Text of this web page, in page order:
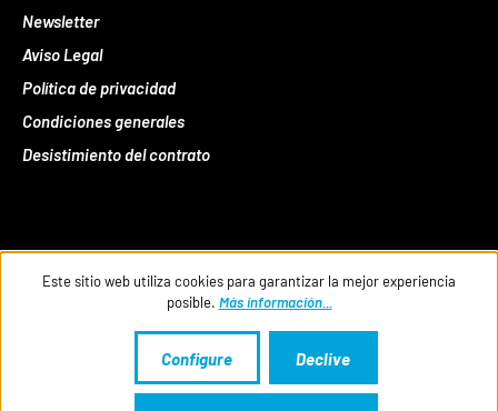
Newsletter
Aviso Legal
Política de privacidad
Condiciones generales
Desistimiento del contrato
Este sitio web utiliza cookies para garantizar la mejor experiencia
posible. Más información...
Declive
Configure